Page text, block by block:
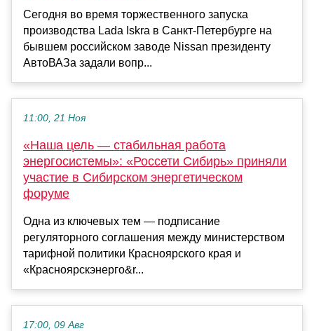
Сегодня во время торжественного запуска
производства Lada Iskra в Санкт-Петербурге на
бывшем российском заводе Nissan президенту
АвтоВАЗа задали вопр...
11:00, 21 Ноя
«Наша цель — стабильная работа
энергосистемы»: «Россети Сибирь» приняли
участие в Сибирском энергетическом
форуме
Одна из ключевых тем — подписание
регуляторного соглашения между министерством
тарифной политики Красноярского края и
«Красноярскэнерго&r...
17:00, 09 Авг